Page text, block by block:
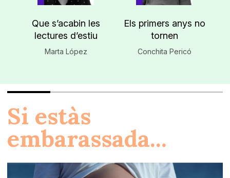
Que s’acabin les
lectures d’estiu
Marta López
Els primers anys no
tornen
Conchita Pericó
Si estàs
embarassada...